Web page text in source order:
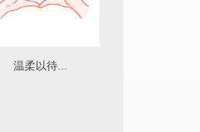
温柔以待...